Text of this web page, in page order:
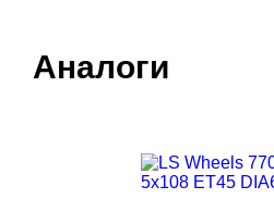
Аналоги